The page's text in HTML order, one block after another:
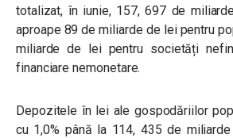
totalizat, în iunie, 157, 697 de
aproape 89 de miliarde de lei pentru
miliarde de lei pentru societăți
financiare nemonetare.
Depozitele în lei ale gospodăriilor
cu 1,0% până la 114, 435 de